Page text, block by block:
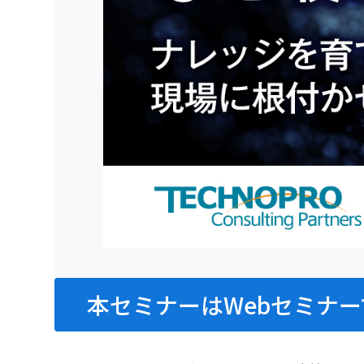
本セミナーはWebセミナ